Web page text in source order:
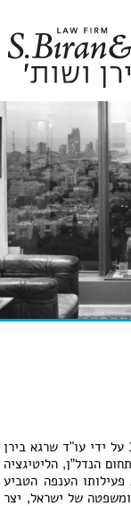
משרד עורכי הדין, ש. בירן ושות’ נוסד בשנת 1959 על ידי עו"ד שרגא בירן
הנדל”ן, הליטיגציה
הענפה הטביע
של ישראל, יצר